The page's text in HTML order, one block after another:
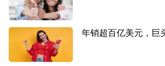
能品类（户外电源），这一举措成为
当时便携储能市场尚处萌芽阶段，消
能的率先布局为后续发展奠定了基础
2016年，Jackery电小二推出首款户外
年销超百亿美元，巨